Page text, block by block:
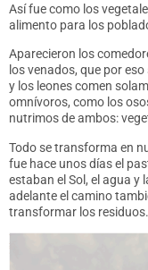
Así fue como los
alimento para los
Aparecieron los
los venados, que por
y los leones comen
omnívoros, como los
nutrimos de ambos:
Todo se transforma en
fue hace unos días el
estaban el Sol, el agua y
adelante el camino
transformar los residuos.